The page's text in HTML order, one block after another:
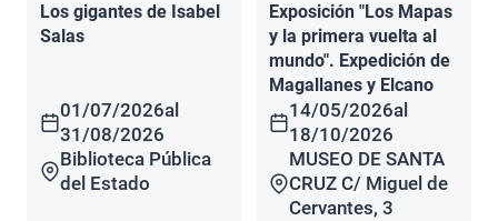
Los gigantes de Isabel
Salas
01/07/2026al
31/08/2026
Biblioteca Pública
del Estado
Exposición "Los Mapas
y la primera vuelta al
mundo". Expedición de
Magallanes y Elcano
14/05/2026al
18/10/2026
MUSEO DE SANTA
CRUZ C/ Miguel de
Cervantes, 3